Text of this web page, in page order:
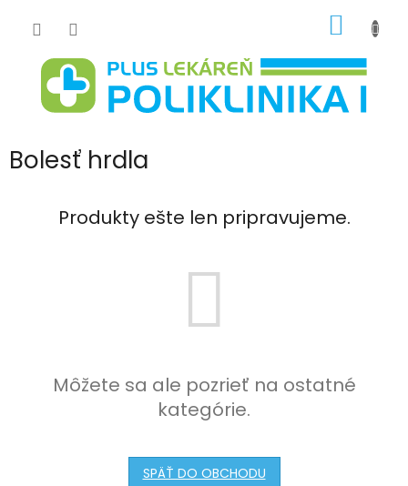
Bolesť hrdla
Produkty ešte len pripravujeme.
Môžete sa ale pozrieť na ostatné
kategórie.
SPÄŤ DO OBCHODU